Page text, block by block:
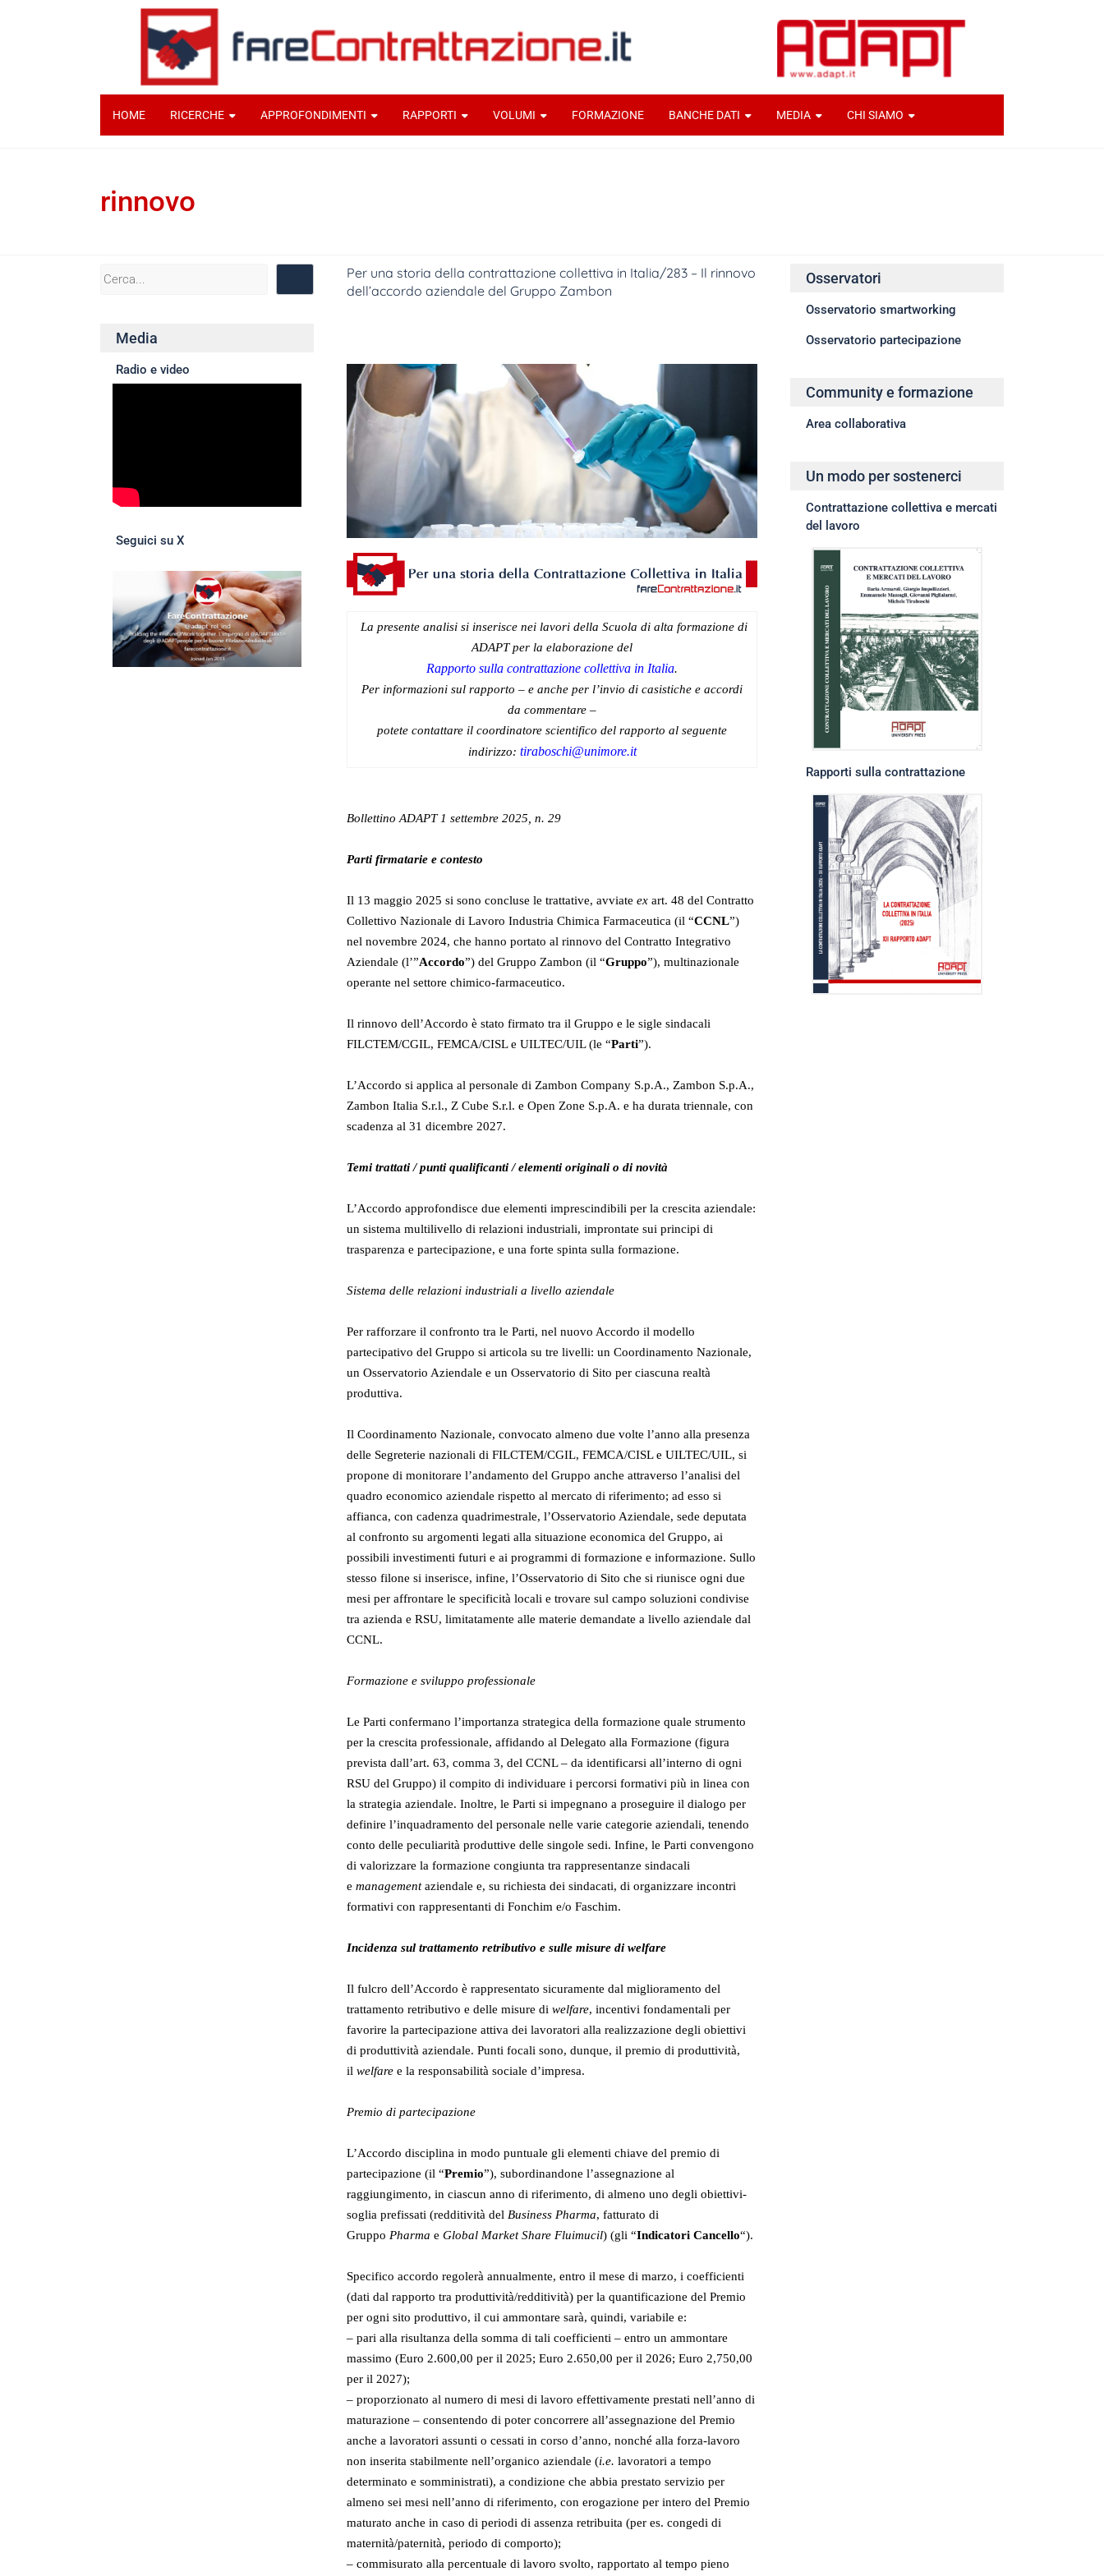
HOME RICERCHE APPROFONDIMENTI RAPPORTI VOLUMI FORMAZIONE BANCHE DATI MEDIA CHI SIAMO
rinnovo
Per una storia della contrattazione collettiva in Italia/283 – Il rinnovo
dell’accordo aziendale del Gruppo Zambon
La presente analisi si inserisce nei lavori della Scuola di alta formazione di
ADAPT per la elaborazione del
Rapporto sulla contrattazione collettiva in Italia.
Per informazioni sul rapporto – e anche per l’invio di casistiche e accordi
da commentare –
potete contattare il coordinatore scientifico del rapporto al seguente
indirizzo: tiraboschi@unimore.it
Bollettino ADAPT 1 settembre 2025, n. 29
Parti firmatarie e contesto
Il 13 maggio 2025 si sono concluse le trattative, avviate ex art. 48 del Contratto
Collettivo Nazionale di Lavoro Industria Chimica Farmaceutica (il “CCNL”)
nel novembre 2024, che hanno portato al rinnovo del Contratto Integrativo
Aziendale (l’”Accordo”) del Gruppo Zambon (il “Gruppo”), multinazionale
operante nel settore chimico-farmaceutico.
Il rinnovo dell’Accordo è stato firmato tra il Gruppo e le sigle sindacali
FILCTEM/CGIL, FEMCA/CISL e UILTEC/UIL (le “Parti”).
L’Accordo si applica al personale di Zambon Company S.p.A., Zambon S.p.A.,
Zambon Italia S.r.l., Z Cube S.r.l. e Open Zone S.p.A. e ha durata triennale, con
scadenza al 31 dicembre 2027.
Temi trattati / punti qualificanti / elementi originali o di novità
L’Accordo approfondisce due elementi imprescindibili per la crescita aziendale:
un sistema multilivello di relazioni industriali, improntate sui principi di
trasparenza e partecipazione, e una forte spinta sulla formazione.
Sistema delle relazioni industriali a livello aziendale
Per rafforzare il confronto tra le Parti, nel nuovo Accordo il modello
partecipativo del Gruppo si articola su tre livelli: un Coordinamento Nazionale,
un Osservatorio Aziendale e un Osservatorio di Sito per ciascuna realtà
produttiva.
Il Coordinamento Nazionale, convocato almeno due volte l’anno alla presenza
delle Segreterie nazionali di FILCTEM/CGIL, FEMCA/CISL e UILTEC/UIL, si
propone di monitorare l’andamento del Gruppo anche attraverso l’analisi del
quadro economico aziendale rispetto al mercato di riferimento; ad esso si
affianca, con cadenza quadrimestrale, l’Osservatorio Aziendale, sede deputata
al confronto su argomenti legati alla situazione economica del Gruppo, ai
possibili investimenti futuri e ai programmi di formazione e informazione. Sullo
stesso filone si inserisce, infine, l’Osservatorio di Sito che si riunisce ogni due
mesi per affrontare le specificità locali e trovare sul campo soluzioni condivise
tra azienda e RSU, limitatamente alle materie demandate a livello aziendale dal
CCNL.
Formazione e sviluppo professionale
Le Parti confermano l’importanza strategica della formazione quale strumento
per la crescita professionale, affidando al Delegato alla Formazione (figura
prevista dall’art. 63, comma 3, del CCNL – da identificarsi all’interno di ogni
RSU del Gruppo) il compito di individuare i percorsi formativi più in linea con
la strategia aziendale. Inoltre, le Parti si impegnano a proseguire il dialogo per
definire l’inquadramento del personale nelle varie categorie aziendali, tenendo
conto delle peculiarità produttive delle singole sedi. Infine, le Parti convengono
di valorizzare la formazione congiunta tra rappresentanze sindacali
e managementaziendale e, su richiesta dei sindacati, di organizzare incontri
formativi con rappresentanti di Fonchim e/o Faschim.
Incidenza sul trattamento retributivo e sulle misure di welfare
Il fulcro dell’Accordo è rappresentato sicuramente dal miglioramento del
trattamento retributivo e delle misure di welfare, incentivi fondamentali per
favorire la partecipazione attiva dei lavoratori alla realizzazione degli obiettivi
di produttività aziendale. Punti focali sono, dunque, il premio di produttività,
il welfare e la responsabilità sociale d’impresa.
Premio di partecipazione
L’Accordo disciplina in modo puntuale gli elementi chiave del premio di
partecipazione (il “Premio”), subordinandone l’assegnazione al
raggiungimento, in ciascun anno di riferimento, di almeno uno degli obiettivi-
soglia prefissati (redditività del Business Pharma, fatturato di
Gruppo Pharma e Global Market Share Fluimucil) (gli “Indicatori Cancello“).
Specifico accordo regolerà annualmente, entro il mese di marzo, i coefficienti
(dati dal rapporto tra produttività/redditività) per la quantificazione del Premio
per ogni sito produttivo, il cui ammontare sarà, quindi, variabile e:
– pari alla risultanza della somma di tali coefficienti – entro un ammontare
massimo (Euro 2.600,00 per il 2025; Euro 2.650,00 per il 2026; Euro 2,750,00
per il 2027);
– proporzionato al numero di mesi di lavoro effettivamente prestati nell’anno di
maturazione – consentendo di poter concorrere all’assegnazione del Premio
anche a lavoratori assunti o cessati in corso d’anno, nonché alla forza-lavoro
non inserita stabilmente nell’organico aziendale (i.e. lavoratori a tempo
determinato e somministrati), a condizione che abbia prestato servizio per
almeno sei mesi nell’anno di riferimento, con erogazione per intero del Premio
maturato anche in caso di periodi di assenza retribuita (per es. congedi di
maternità/paternità, periodo di comporto);
– commisurato alla percentuale di lavoro svolto, rapportato al tempo pieno
Media
Radio e video
Seguici su X
Osservatori
Osservatorio smartworking
Osservatorio partecipazione
Community e formazione
Area collaborativa
Un modo per sostenerci
Contrattazione collettiva e mercati
del lavoro
Rapporti sulla contrattazione